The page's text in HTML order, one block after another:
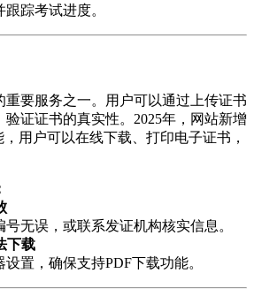
踪考试进度。
重要服务之一。用户可以通过上传证书
验证证书的真实性。2025年，网站新增
用户可以在线下载、打印电子证书，
无误，或联系发证机构核实信息。
下载
置，确保支持PDF下载功能。